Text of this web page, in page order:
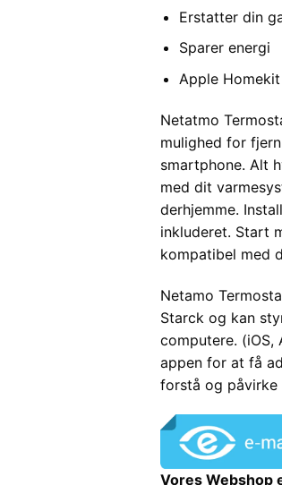
Erstatter din
Sparer energi
Apple
Netatmo
mulighed for
smartphone. Alt
med dit
derhjemme.
inkluderet. Start
kompatibel med
Netamo
Starck og kan
computere. (iOS,
appen for at få
forstå og påvirke
Vores